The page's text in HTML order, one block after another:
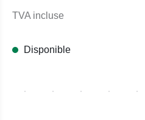
TVA incluse
Disponible